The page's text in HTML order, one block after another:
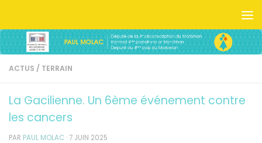
ACTUS / TERRAIN
La Gacilienne. Un 6ème événement contre
les cancers
PAR PAUL MOLAC ·7 JUIN 2025